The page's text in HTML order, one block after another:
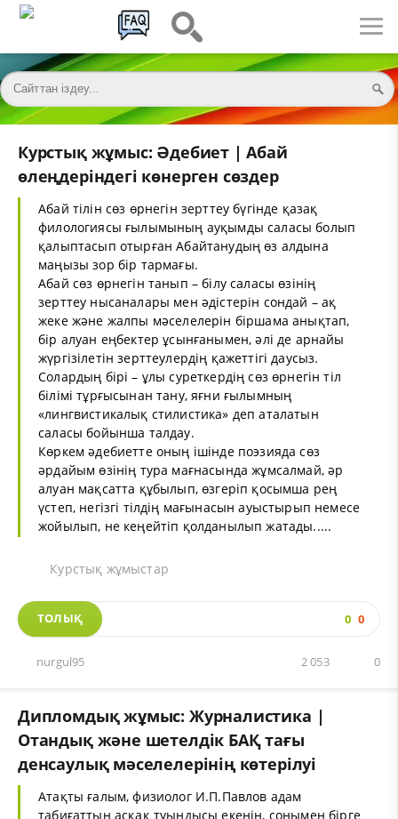
Курстық жұмыс: Әдебиет | Абай
өлеңдеріндегі көнерген сөздер
Абай тілін сөз өрнегін зерттеу бүгінде қазақ
филологиясы ғылымының ауқымды саласы болып
қалыптасып отырған Абайтанудың өз алдына
маңызы зор бір тармағы.
Абай сөз өрнегін танып – білу саласы өзінің
зерттеу нысаналары мен әдістерін сондай – ақ
жеке және жалпы мәселелерін біршама анықтап,
бір алуан еңбектер ұсынғанымен, әлі де арнайы
жүргізілетін зерттеулердің қажеттігі даусыз.
Солардың бірі – ұлы суреткердің сөз өрнегін тіл
білімі тұрғысынан тану, яғни ғылымның
«лингвистикалық стилистика» деп аталатын
саласы бойынша талдау.
Көркем әдебиетте оның ішінде поэзияда сөз
әрдайым өзінің тура мағнасында жұмсалмай, әр
алуан мақсатта құбылып, өзгеріп қосымша рең
үстеп, негізгі тілдің мағынасын ауыстырып немесе
жойылып, не кеңейтіп қолданылып жатады.....
Курстық жұмыстар
ТОЛЫҚ 0 0
nurgul95 0
2 053
Дипломдық жұмыс: Журналистика |
Отандық және шетелдік БАҚ тағы
денсаулық мәселелерінің көтерілуі
Атақты ғалым, физиолог И.П.Павлов адам
табиғаттың асқақ туындысы екенін, сонымен бірге